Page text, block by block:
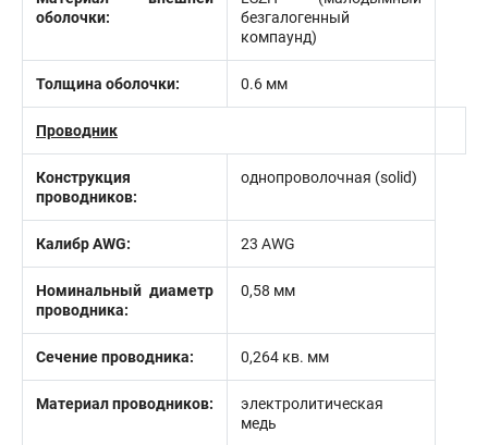
оболочки:
безгалогенный
компаунд)
Толщина оболочки: 0.6 мм
Проводник
Конструкция
проводников:
однопроволочная (solid)
Калибр AWG: 23 AWG
Номинальный диаметр
проводника:
0,58 мм
Сечение проводника: 0,264 кв. мм
Материал проводников:
электролитическая
медь